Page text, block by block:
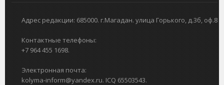
Адрес редакции: 685000. г.Магадан. улица Горького, д.3б, оф.8
Контактные телефоны:
+7 964 455 1698.
Электронная почта:
kolyma-inform@yandex.ru. ICQ 65503543.